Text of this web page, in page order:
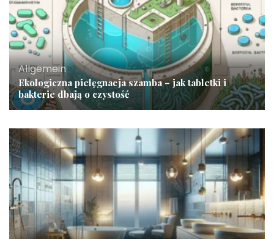
Allgemein
Ekologiczna pielęgnacja szamba – jak tabletki i
bakterie dbają o czystość